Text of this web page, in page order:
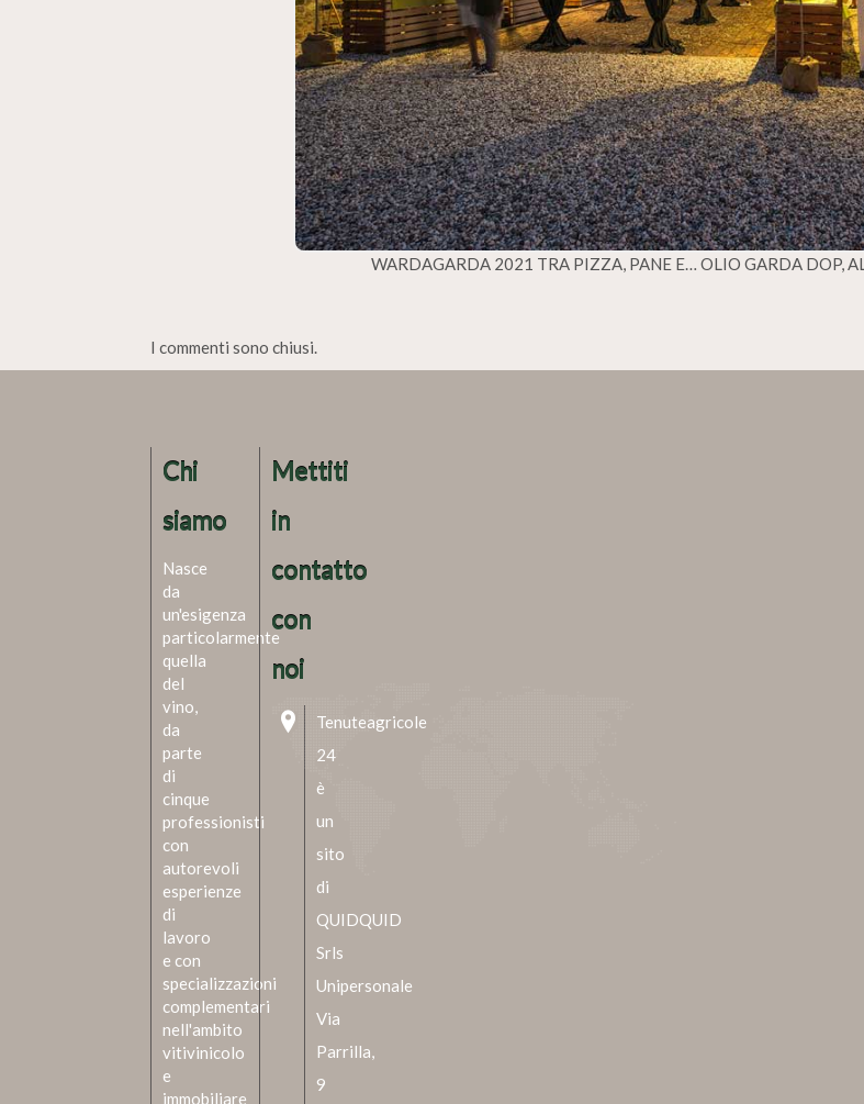
WARDAGARDA 2021 TRA PIZZA, PANE E… OLIO GARDA DOP,
I commenti sono chiusi.
Chi
siamo
Nasce
da
un'esigenza
particolarmente
quella
del
vino,
da
parte
di
cinque
professionisti
con
autorevoli
esperienze
di
lavoro
e con
specializzazioni
complementari
nell'ambito
vitivinicolo
e
immobiliare
Mettiti
in
contatto
con
noi
Tenuteagricole
24
è
un
sito
di
QUIDQUID
Srls
Unipersonale
Via
Parrilla,
9